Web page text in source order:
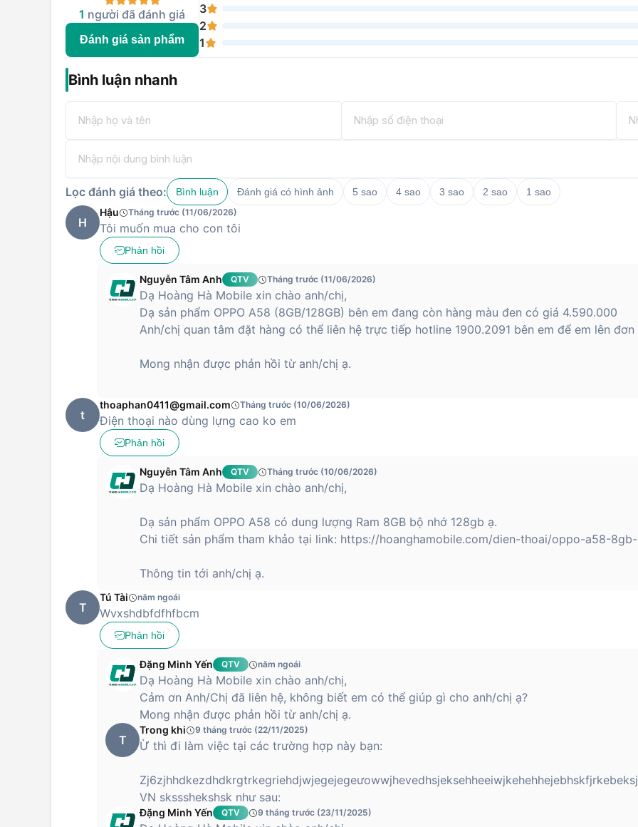
1 người đã đánh giá
Đánh giá sản phẩm
3
2
1
Bình luận nhanh
Lọc đánh giá theo: Bình luận Đánh giá có hình ảnh 5 sao 4 sao 3 sao 2 sao 1 sao
H
Hậu Tháng trước (11/06/2026)
Tôi muốn mua cho con tôi
Phản hồi
Nguyễn Tâm Anh QTV Tháng trước (11/06/2026)
Dạ Hoàng Hà Mobile xin chào anh/chị,
Dạ sản phẩm OPPO A58 (8GB/128GB) bên em đang còn hàng màu đen có giá 4.590.000
Anh/chị quan tâm đặt hàng có thể liên hệ trực tiếp hotline 1900.2091 bên em để em lên đơn
Mong nhận được phản hồi từ anh/chị ạ.
t
thoaphan0411@gmail.com Tháng trước (10/06/2026)
Điện thoại nào dùng lựng cao ko em
Phản hồi
Nguyễn Tâm Anh QTV Tháng trước (10/06/2026)
Dạ Hoàng Hà Mobile xin chào anh/chị,
Dạ sản phẩm OPPO A58 có dung lượng Ram 8GB bộ nhớ 128gb ạ.
Chi tiết sản phẩm tham khảo tại link: https://hoanghamobile.com/dien-thoai/oppo-a58-
Thông tin tới anh/chị ạ.
T
Tú Tài năm ngoái
Wvxshdbfdfhfbcm
Phản hồi
Đặng Minh Yến QTV năm ngoái
Dạ Hoàng Hà Mobile xin chào anh/chị,
Cảm ơn Anh/Chị đã liên hệ, không biết em có thể giúp gì cho anh/chị ạ?
Mong nhận được phản hồi từ anh/chị ạ.
T
Trong khi 9 tháng trước (22/11/2025)
Ừ thì đi làm việc tại các trường hợp này bạn:
VN skssshekshsk như sau:
Đặng Minh Yến QTV 9 tháng trước (23/11/2025)